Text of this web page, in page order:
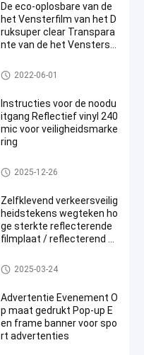
De eco-oplosbare van de
het Vensterfilm van het D
ruksuper clear Transpara
nte van de het Venstersti
de Vinylmaterialen
Zelfklevende Vinylsticker
2022-06-01
Instructies voor de noodu
itgang Reflectief vinyl 240
mic voor veiligheidsmarke
ring
Weerspiegelende Vinylsticker
2025-12-26
Zelfklevend verkeersveilig
heidstekens wegteken ho
ge sterkte reflecterende
filmplaat / reflecterend vi
Weerspiegelende Vinylsticker
2025-03-24
Advertentie Evenement O
p maat gedrukt Pop-up E
en frame banner voor spo
rt advertenties